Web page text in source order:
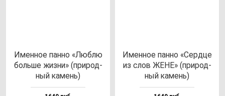
Имен­ное пан­но «Люб­лю
боль­ше жиз­ни» (при­род­
ный ка­мень)
Имен­ное пан­но «Сер­дце
из слов ЖЕНЕ» (при­род­
ный ка­мень)